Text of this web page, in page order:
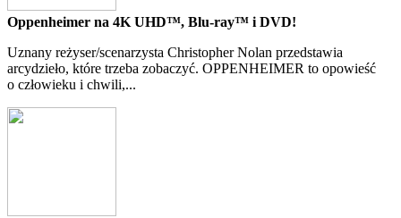
Oppenheimer na 4K UHD™, Blu-ray™ i DVD!
Uznany reżyser/scenarzysta Christopher Nolan przedstawia
arcydzieło, które trzeba zobaczyć. OPPENHEIMER to opowieść
o człowieku i chwili,...